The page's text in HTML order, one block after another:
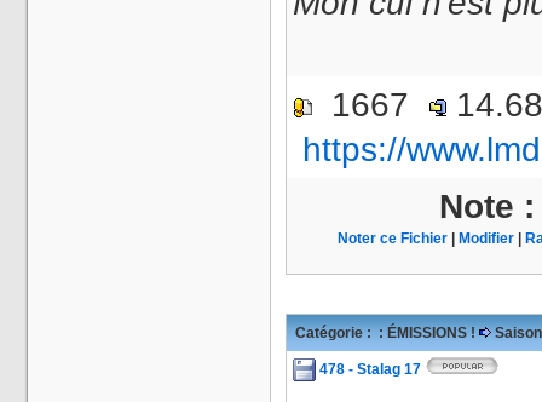
1667
https://
Note
Noter ce Fichier Modifier
Catégorie : : ÉMISSIONS !
478 - Stalag 17